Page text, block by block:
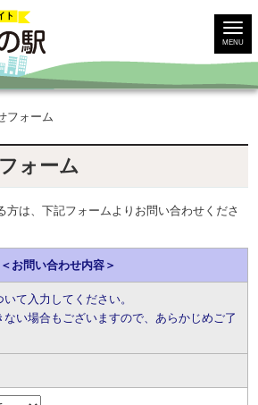
MENU
ト
ォーム
ォーム
方は、下記フォームよりお問い合わせくださ
＜お問い合わせ内容＞
て入力してください。
い場合もございますので、あらかじめご了